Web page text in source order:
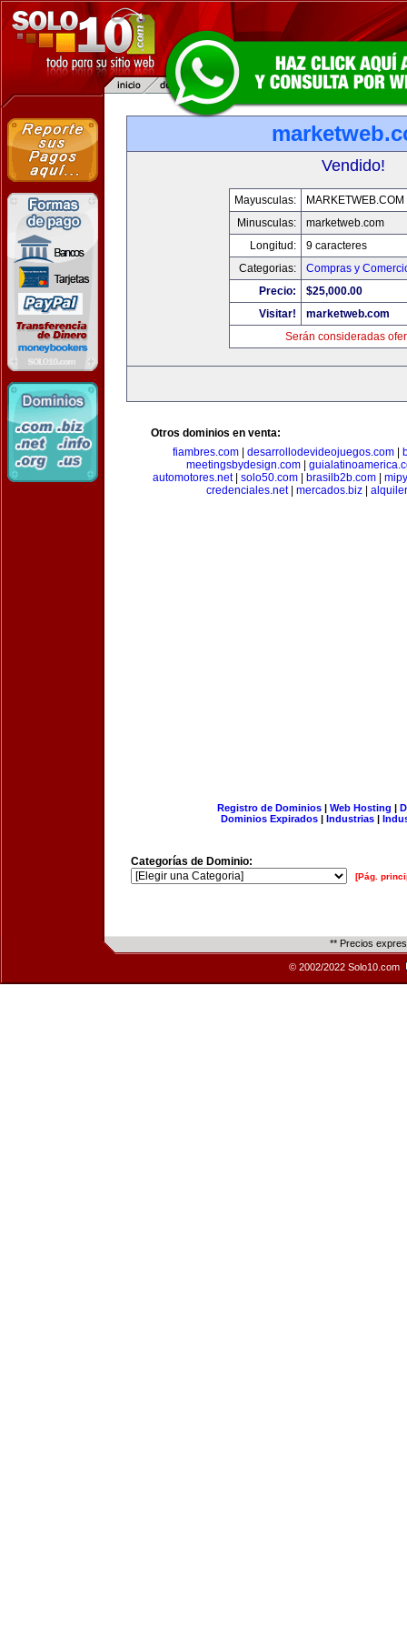
Vendido!
Mayusculas:
MARKETWEB.COM
Minusculas:
marketweb.com
Longitud:
9 caracteres
Categorias:
Compras y
Precio:
$25,000.00
Visitar!
marketweb.com
Serán consideradas
Otros dominios en venta:
fiambres.com| desarrollodevideojuegos.com|
meetingsbydesign.com
automotores.net| solo50.com brasilb2b.com
credenciales.net| mercados.biz|
Registro de Dominios| Web Hosting |
Dominios Expirados | Industrias |
Categorías de Dominio:
[Pág.
** Precios
© 2002/2022 Solo10.com